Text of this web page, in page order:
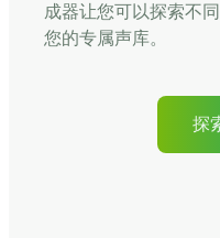
成器让您可以探索不
您的专属声库。
探